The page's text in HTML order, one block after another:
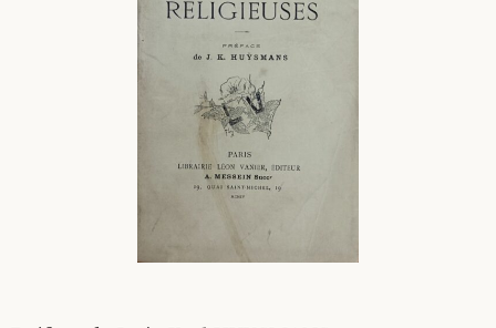
Langues étrangères